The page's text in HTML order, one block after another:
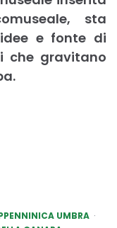
sta
e fonte di
che gravitano
UMBRA